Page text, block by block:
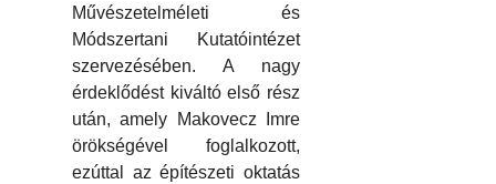
Művészetelméleti és
Módszertani Kutatóintézet
szervezésében. A nagy
érdeklődést kiváltó első rész
után, amely Makovecz Imre
örökségével foglalkozott,
ezúttal az építészeti oktatás